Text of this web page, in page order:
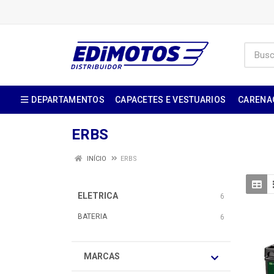
DEPARTAMENTOS CAPACETES E VESTUARIOS
ERBS
INÍCIO ERBS
ELETRICA 6
BATERIA 6
MARCAS